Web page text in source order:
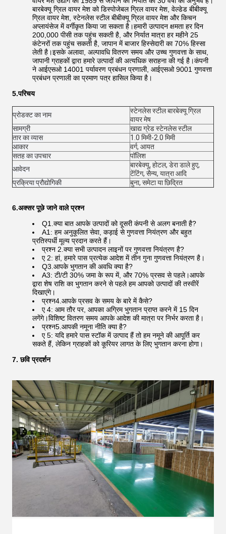
बारबेक्यू ग्रिल वायर मेश को डिस्पोजेबल ग्रिल वायर मेश, वेल्डेड बीबीक्यू
ग्रिल वायर मेश, स्टेनलेस स्टील बीबीक्यू ग्रिल वायर मेश और किचन
अप्लायंसेज में वर्गीकृत किया जा सकता है।हमारी उत्पादन क्षमता हर दिन
200,000 पीसी तक पहुंच सकती है, और निर्यात मात्रा हर महीने 25
कंटेनरों तक पहुंच सकती है, जापान में बाजार हिस्सेदारी का 70% हिस्सा
लेती है।इसके अलावा, अल्पावधि वितरण समय और उच्च गुणवत्ता के साथ,
जापानी ग्राहकों द्वारा हमारे उत्पादों की अत्यधिक सराहना की गई है।कंपनी
ने आईएसओ 14001 पर्यावरण प्रबंधन प्रणाली, आईएसओ 9001 गुणवत्ता
प्रबंधन प्रणाली का प्रमाण पत्र हासिल किया है।
5.परिचय
प्रोडक्ट का नाम
स्टेनलेस स्टील बारबेक्यू ग्रिल
वायर मेष
सामग्री
खाद्य ग्रेड स्टेनलेस स्टील
तार का व्यास
1.0 मिमी-2.0 मिमी
आकार
वर्ग, आयत
सतह का उपचार
पॉलिश
आवेदन
बारबेक्यू, होटल, डेरा डाले हुए,
टेंटिंग, सैन्य, यात्रा आदि
प्रक्रिया प्रौद्योगिकी
बुना, समेटा या छिद्रित
6.अक्सर पूछे जाने वाले प्रश्न
Q1.क्या बात आपके उत्पादों को दूसरी कंपनी से अलग बनाती है?
A1: हम अनुकूलित सेवा, कड़ाई से गुणवत्ता नियंत्रण और बहुत
प्रतिस्पर्धी मूल्य प्रदान करते हैं।
प्रश्न 2.क्या सभी उत्पादन लाइनों पर गुणवत्ता नियंत्रण है?
ए 2: हां, हमारे पास प्रत्येक आदेश में तीन गुना गुणवत्ता नियंत्रण है।
Q3.आपके भुगतान की अवधि क्या है?
A3: टी/टी 30% जमा के रूप में, और 70% प्रसव से पहले।आपके
द्वारा शेष राशि का भुगतान करने से पहले हम आपको उत्पादों की तस्वीरें
दिखाएंगे।
प्रश्न4.आपके प्रसव के समय के बारे में कैसे?
ए 4: आम तौर पर, आपका अग्रिम भुगतान प्राप्त करने में 15 दिन
लगेंगे।विशिष्ट वितरण समय आपके आदेश की मात्रा पर निर्भर करता है।
प्रश्न5.आपकी नमूना नीति क्या है?
ए 5: यदि हमारे पास स्टॉक में उत्पाद हैं तो हम नमूने की आपूर्ति कर
सकते हैं, लेकिन ग्राहकों को कूरियर लागत के लिए भुगतान करना होगा।
7. छवि प्रदर्शन